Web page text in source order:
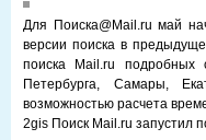
Для Поиска@Mail.ru май
версии поиска в
поиска Mail.ru
Петербурга, Самары,
возможностью расчета
2gis Поиск Mail.ru запустил